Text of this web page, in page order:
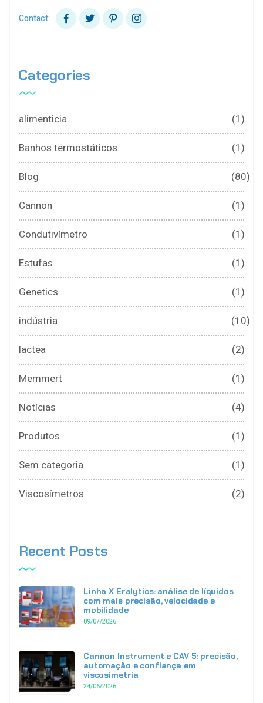
Contact:
Categories
alimenticia
(1)
Banhos termostáticos
(1)
Blog
(80)
Cannon
(1)
Condutivímetro
(1)
Estufas
(1)
Genetics
(1)
indústria
(10)
lactea
(2)
Memmert
(1)
Notícias
(4)
Produtos
(1)
Sem categoria
(1)
Viscosímetros
(2)
Recent Posts
Linha X Eralytics: análise de líquidos
com mais precisão, velocidade e
mobilidade
09/07/2026
Cannon Instrument e CAV 5: precisão,
automação e confiança em
viscosimetria
24/06/2026